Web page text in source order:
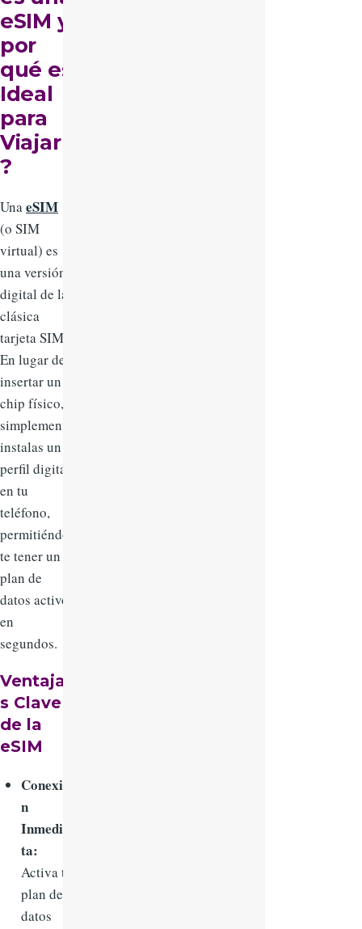
eSIM y
por
qué es
Ideal
para
Viajar
?
UnaeSIM
(o SIM
virtual) es
una versión
digital de la
clásica
tarjeta SIM.
En lugar de
insertar un
chip físico,
simplemente
instalas un
perfil digital
en tu
teléfono,
permitiéndo
te tener un
plan de
datos activo
en
segundos.
Ventaja
s Clave
de la
eSIM
Conexió
n
Inmedia
ta:
Activa tu
plan de
datos